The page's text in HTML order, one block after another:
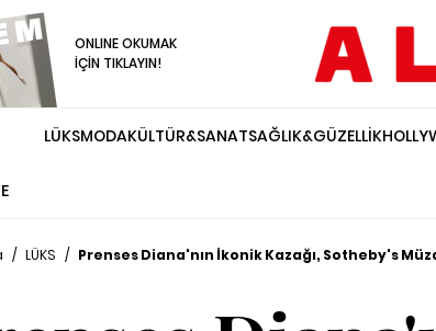
ONLINE OKUMAK
İÇİN TIKLAYIN!
LÜKSMODAKÜLTÜR&SANATSAĞLIK&GÜZELLİK
/ LÜKS / Prenses Diana'nın İkonik Kazağı, Sotheby's